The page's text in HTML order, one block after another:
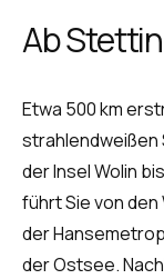
Ab
Etwa 500 km
strahlendweißen
der Insel Wolin
führt Sie von
der
der Ostsee.